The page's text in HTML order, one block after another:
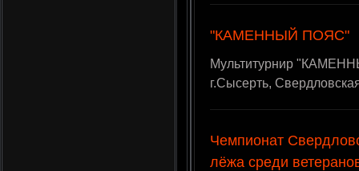
"КАМЕННЫЙ ПОЯС"
Мультитурнир
г.Сысерть,
Чемпионат
лёжа среди